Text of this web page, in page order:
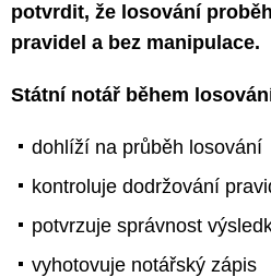
potvrdit, že losování
pravidel a bez manipulace.
Státní notář během
dohlíží na průběh losování
kontroluje dodržování
potvrzuje správnost
vyhotovuje notářský zápis